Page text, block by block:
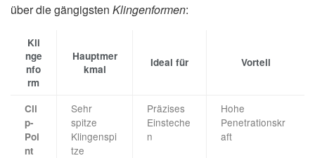
über die gängigsten Klingenformen:
Kli
nge
nfo
rm
Hauptmer
kmal
Ideal für Vorteil
Cli
p-
Poi
nt
Sehr
spitze
Klingenspi
tze
Präzises
Einsteche
n
Hohe
Penetrationskr
aft